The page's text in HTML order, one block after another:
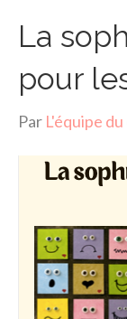
La
pour
Par L'équipe